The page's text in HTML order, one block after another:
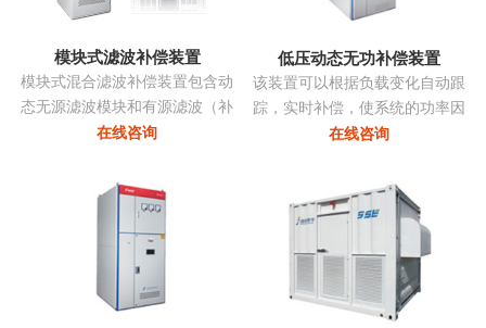
模块式滤波补偿装置
模块式混合滤波补偿装置包含动
态无源滤波模块和有源滤波（补
偿）模块两部分，共同承担无功
分和无源部分均由同一控制器控
制。无源部分包括多组单调谐支
路，主要动态调节无功并抑制特
征次谐波电流。有源滤波模块动
偿...
在线咨询
低压动态无功补偿装置
该装置可以根据负载变化自动跟
踪，实时补偿，使系统的功率因
数始终保持在最佳点，同时采用
合，组装维护极为方便且可以进
行随意的扩展，性价比非常高...
在线咨询